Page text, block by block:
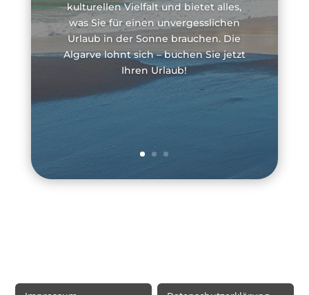
kulturellen Vielfalt und bietet alles,
was Sie für einen unvergesslichen
Urlaub in der Sonne brauchen. Die
Algarve lohnt sich – buchen Sie jetzt
Ihren Urlaub!